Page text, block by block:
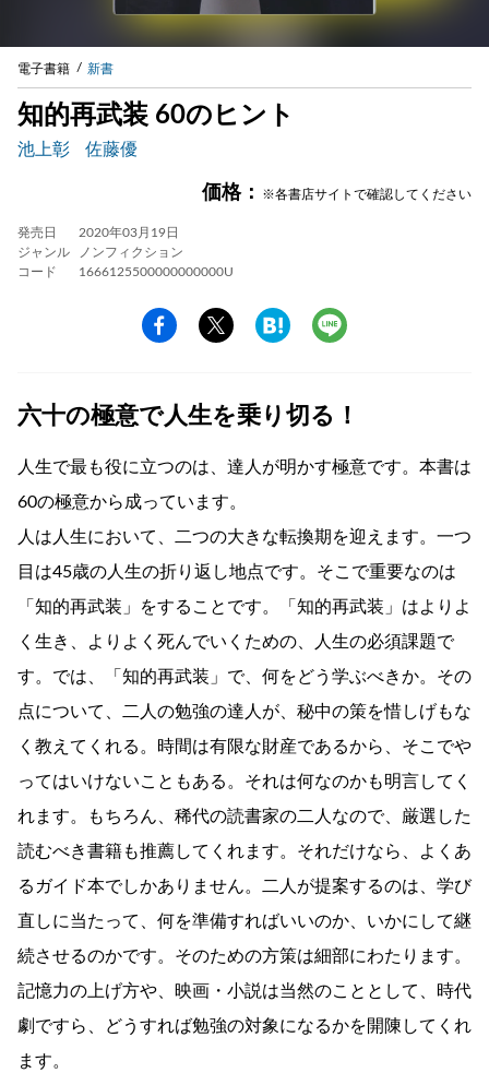
電子書籍 新書
知的再武装 60のヒント
池上彰 佐藤優
価格： ※各書店サイトで確認してください
発売日
2020年03月19日
ジャンル
ノンフィクション
コード
1666125500000000000U
六十の極意で人生を乗り切る！
人生で最も役に立つのは、達人が明かす極意です。本書は
60の極意から成っています。
人は人生において、二つの大きな転換期を迎えます。一つ
目は45歳の人生の折り返し地点です。そこで重要なのは
「知的再武装」をすることです。「知的再武装」はよりよ
く生き、よりよく死んでいくための、人生の必須課題で
す。では、「知的再武装」で、何をどう学ぶべきか。その
点について、二人の勉強の達人が、秘中の策を惜しげもな
く教えてくれる。時間は有限な財産であるから、そこでや
ってはいけないこともある。それは何なのかも明言してく
れます。もちろん、稀代の読書家の二人なので、厳選した
読むべき書籍も推薦してくれます。それだけなら、よくあ
るガイド本でしかありません。二人が提案するのは、学び
直しに当たって、何を準備すればいいのか、いかにして継
続させるのかです。そのための方策は細部にわたります。
記憶力の上げ方や、映画・小説は当然のこととして、時代
劇ですら、どうすれば勉強の対象になるかを開陳してくれ
ます。